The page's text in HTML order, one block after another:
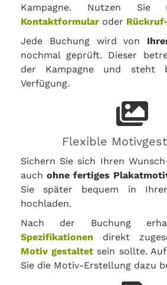
Kampagne. Nutzen Sie
Kontaktformular oder
Jede Buchung wird von
nochmal geprüft. Dieser
der Kampagne und steht
Verfügung.
Flexible
Sichern Sie sich Ihren
auch ohne fertiges
Sie später bequem in
hochladen.
Nach der Buchung
Spezifikationen direkt
Motiv gestaltet sein sollte.
Sie die Motiv-Erstellung dazu